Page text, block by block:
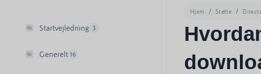
Startvejledning 3
Generelt 16
Hjem Støtte